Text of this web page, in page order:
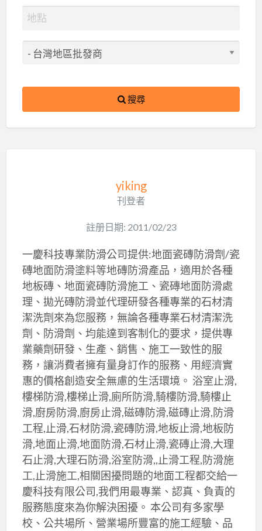
搜尋
yiking
刊登者
註册日期: 2011/02/23
一慶科技專業防滑公司提供:地面瓷磚防滑劑/瓷
磚地面防滑塗料等地磚防滑產品，適用於各種
地板磚、地面瓷磚防滑施工、瓷磚地面防滑處
理、拋光磚防滑並代理研發各種專業的石材清
潔洗劑來為您服務，無論各種專業石材清潔洗
劑、防滑劑、均能達到客制化的要求，提供專
業藥劑研發、生產、銷售、施工一致性的服
務，讓消費者擁有量身訂作的服務、用經濟實
惠的價格創造安全無慮的生活環境。 浴室止滑,
樓梯防滑,樓梯止滑,廁所防滑,騎樓防滑,騎樓止
滑,廚房防滑,廚房止滑,磁磚防滑,磁磚止滑,防滑
工程,止滑,石材防滑,瓷磚防滑,地板止滑,地板防
滑,地面止滑,地面防滑,石材止滑,瓷磚止滑,大理
石止滑,大理石防滑,浴室防滑,,止滑工程,防滑施
工,止滑施工,相關困擾問題的地面工程都交給一
慶科技有限公司,我們用最專業、認真、負責的
服務態度來為你解決困擾。 本公司有多家學
校、公共場所、營業場所豐富的施工經驗、品